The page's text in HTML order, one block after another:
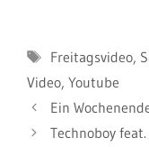
Schlagwörter
Freitagsvideo,
Video, Youtube
Ein
Technoboy